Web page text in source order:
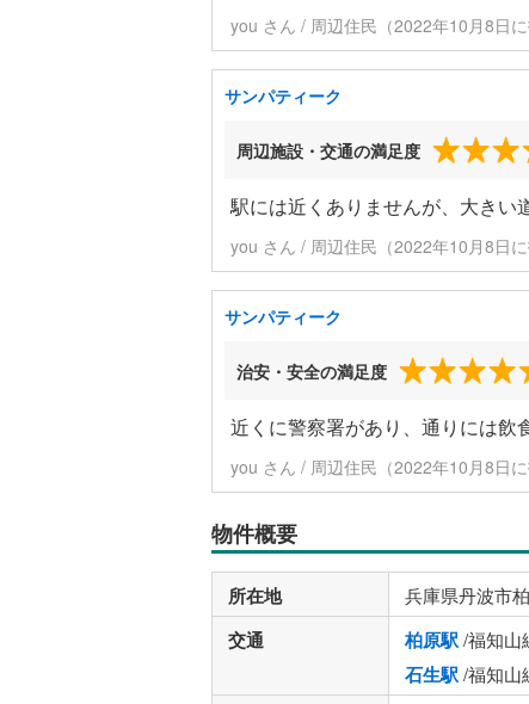
you さん / 周辺住民（2022年10月8日に
サンパティーク
周辺施設・交通の満足度
駅には近くありませんが、大きい
you さん / 周辺住民（2022年10月8日に
サンパティーク
治安・安全の満足度
近くに警察署があり、通りには飲
you さん / 周辺住民（2022年10月8日に
物件概要
所在地 兵庫県丹波市
交通 柏原駅/福知
石生駅/福知